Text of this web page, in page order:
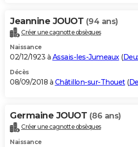
Jeannine JOUOT (94 ans)
Créer une cagnotte obsèques
Naissance
02/12/1923 à Assais-les-Jumeaux(
Décès
08/09/2018 à Châtillon-sur-Thouet(
Germaine JOUOT (86 ans)
Créer une cagnotte obsèques
Naissance